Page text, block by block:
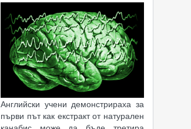
Английски учени демонстрираха за
първи път как екстракт от натурален